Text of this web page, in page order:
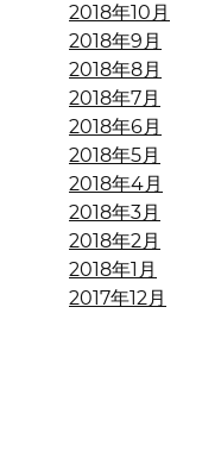
2018年10月
2018年9月
2018年8月
2018年7月
2018年6月
2018年5月
2018年4月
2018年3月
2018年2月
2018年1月
2017年12月